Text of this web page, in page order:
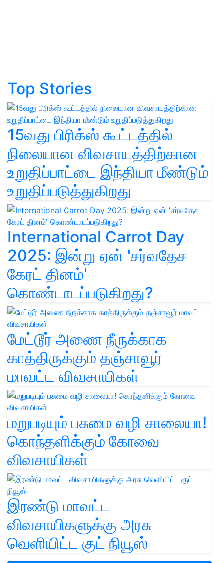
Top Stories
15வது பிரிக்ஸ் கூட்டத்தில்
நிலையான விவசாயத்திற்கான
உறுதிப்பாட்டை இந்தியா மீண்டும்
உறுதிப்படுத்துகிறது
International Carrot Day
2025: இன்று ஏன் 'சர்வதேச
கேரட் தினம்'
கொண்டாடப்படுகிறது?
மேட்டூர் அணை நீருக்காக
காத்திருக்கும் தஞ்சாவூர்
மாவட்ட விவசாயிகள்
மறுபடியும் பசுமை வழி சாலையா!
கொந்தளிக்கும் கோவை
விவசாயிகள்
இரண்டு மாவட்ட
விவசாயிகளுக்கு அரசு
வெளியிட்ட குட் நியூஸ்